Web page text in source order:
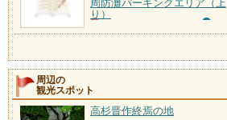
周防灘パーキングエリア（上
り）
周辺の
観光スポット
高杉晋作終焉の地